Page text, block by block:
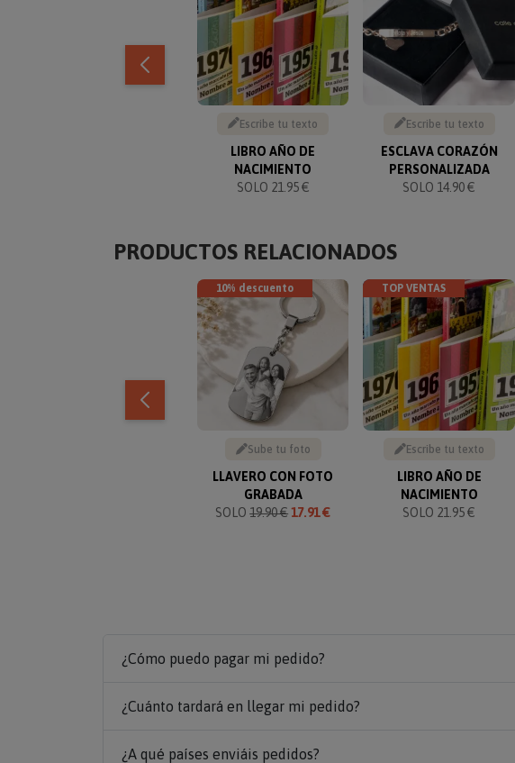
Escribe tu texto
LIBRO AÑO DE
NACIMIENTO
SOLO 21.95 €
Escribe tu texto
ESCLAVA CORAZÓN
PERSONALIZADA
SOLO 14.90 €
PRODUCTOS RELACIONADOS
10% descuento
Sube tu foto
LLAVERO CON FOTO
GRABADA
SOLO19.90 €17.91 €
TOP VENTAS
Escribe tu texto
LIBRO AÑO DE
NACIMIENTO
SOLO 21.95 €
¿Cómo puedo pagar mi pedido?
¿Cuánto tardará en llegar mi pedido?
¿A qué países enviáis pedidos?